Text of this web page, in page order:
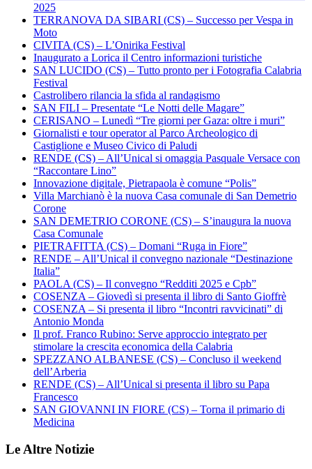
2025
TERRANOVA DA SIBARI (CS) – Successo per Vespa in
Moto
CIVITA (CS) – L’Onirika Festival
Inaugurato a Lorica il Centro informazioni turistiche
SAN LUCIDO (CS) – Tutto pronto per i Fotografia Calabria
Festival
Castrolibero rilancia la sfida al randagismo
SAN FILI – Presentate “Le Notti delle Magare”
CERISANO – Lunedì “Tre giorni per Gaza: oltre i muri”
Giornalisti e tour operator al Parco Archeologico di
Castiglione e Museo Civico di Paludi
RENDE (CS) – All’Unical si omaggia Pasquale Versace con
“Raccontare Lino”
Innovazione digitale, Pietrapaola è comune “Polis”
Villa Marchianò è la nuova Casa comunale di San Demetrio
Corone
SAN DEMETRIO CORONE (CS) – S’inaugura la nuova
Casa Comunale
PIETRAFITTA (CS) – Domani “Ruga in Fiore”
RENDE – All’Unical il convegno nazionale “Destinazione
Italia”
PAOLA (CS) – Il convegno “Redditi 2025 e Cpb”
COSENZA – Giovedì si presenta il libro di Santo Gioffrè
COSENZA – Si presenta il libro “Incontri ravvicinati” di
Antonio Monda
Il prof. Franco Rubino: Serve approccio integrato per
stimolare la crescita economica della Calabria
SPEZZANO ALBANESE (CS) – Concluso il weekend
dell’Arberia
RENDE (CS) – All’Unical si presenta il libro su Papa
Francesco
SAN GIOVANNI IN FIORE (CS) – Torna il primario di
Medicina
Le Altre Notizie